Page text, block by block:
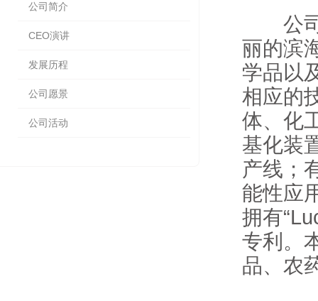
公司简介
CEO演讲
发展历程
公司愿景
公司活动
公司
丽的滨
学品以
相应的
体、化
基化装
产线；
能性应
拥有
专利。
品、农